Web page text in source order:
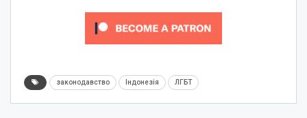
законодавство Індонезія ЛГБТ